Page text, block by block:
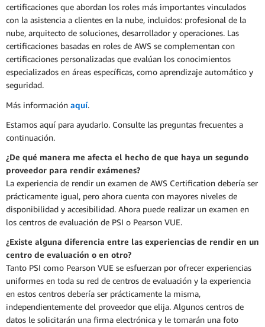
certificaciones que abordan los roles más importantes vinculados
con la asistencia a clientes en la nube, incluidos: profesional de la
nube, arquitecto de soluciones, desarrollador y operaciones. Las
certificaciones basadas en roles de AWS se complementan con
certificaciones personalizadas que evalúan los conocimientos
especializados en áreas específicas, como aprendizaje automático y
seguridad.
Más información aquí.
Estamos aquí para ayudarlo. Consulte las preguntas frecuentes a
continuación.
¿De qué manera me afecta el hecho de que haya un segundo
proveedor para rendir exámenes?
La experiencia de rendir un examen de AWS Certification debería ser
prácticamente igual, pero ahora cuenta con mayores niveles de
disponibilidad y accesibilidad. Ahora puede realizar un examen en
los centros de evaluación de PSI o Pearson VUE.
¿Existe alguna diferencia entre las experiencias de rendir en un
centro de evaluación o en otro?
Tanto PSI como Pearson VUE se esfuerzan por ofrecer experiencias
uniformes en toda su red de centros de evaluación y la experiencia
en estos centros debería ser prácticamente la misma,
independientemente del proveedor que elija. Algunos centros de
datos le solicitarán una firma electrónica y le tomarán una foto